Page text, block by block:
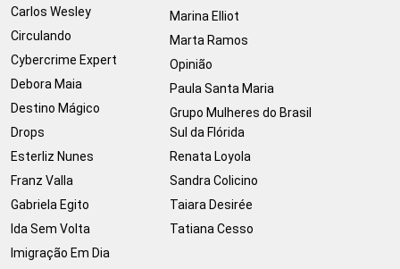
Carlos Wesley
Circulando
Cybercrime Expert
Debora Maia
Destino Mágico
Drops
Esterliz Nunes
Franz Valla
Gabriela Egito
Ida Sem Volta
Imigração Em Dia
Marina Elliot
Marta Ramos
Opinião
Paula Santa Maria
Grupo Mulheres do Brasil
Sul da Flórida
Renata Loyola
Sandra Colicino
Taiara Desirée
Tatiana Cesso